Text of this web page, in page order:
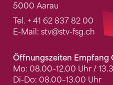
5000 Aarau
Tel. + 41 62 837 82 00
E-Mail: stv@stv-fsg.ch
Öffnungszeiten Empfang
Mo: 08.00–12.00 Uhr /
Di-Do: 08.00–13.00 Uhr